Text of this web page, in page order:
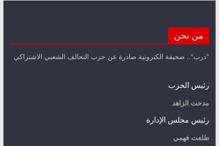
من نحن
"درب".. صحيفة الكترونية صادرة عن حزب التحالف الشعبي الاشتراكي
رئيس الحزب
مدحت الزاهد
رئيس مجلس الإدارة
طلعت فهمي